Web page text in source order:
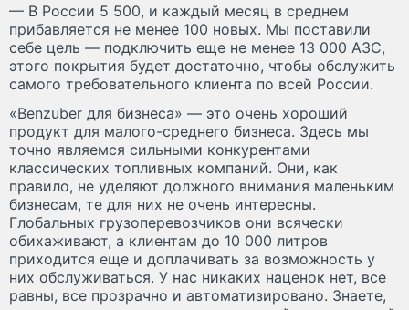
— В России 5 500, и каждый месяц в среднем
прибавляется не менее 100 новых. Мы поставили
себе цель — подключить еще не менее 13 000 АЗС,
этого покрытия будет достаточно, чтобы обслужить
самого требовательного клиента по всей России.
«Benzuber для бизнеса» — это очень хороший
продукт для малого-среднего бизнеса. Здесь мы
точно являемся сильными конкурентами
классических топливных компаний. Они, как
правило, не уделяют должного внимания маленьким
бизнесам, те для них не очень интересны.
Глобальных грузоперевозчиков они всячески
обихаживают, а клиентам до 10 000 литров
приходится еще и доплачивать за возможность у
них обслуживаться. У нас никаких наценок нет, все
равны, все прозрачно и автоматизировано. Знаете,